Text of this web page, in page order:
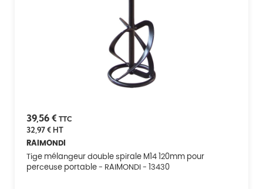
39,56 € TTC
32,97 €HT
RAIMONDI
Tige mélangeur double spirale M14 120mm pour
perceuse portable - RAIMONDI - 13430